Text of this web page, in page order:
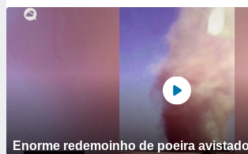
Enorme redemoinho de poeira